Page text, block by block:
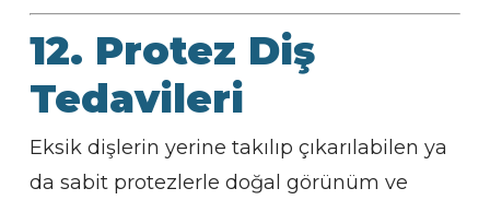
12. Protez Diş
Tedavileri
Eksik dişlerin yerine takılıp çıkarılabilen ya
da sabit protezlerle doğal görünüm ve